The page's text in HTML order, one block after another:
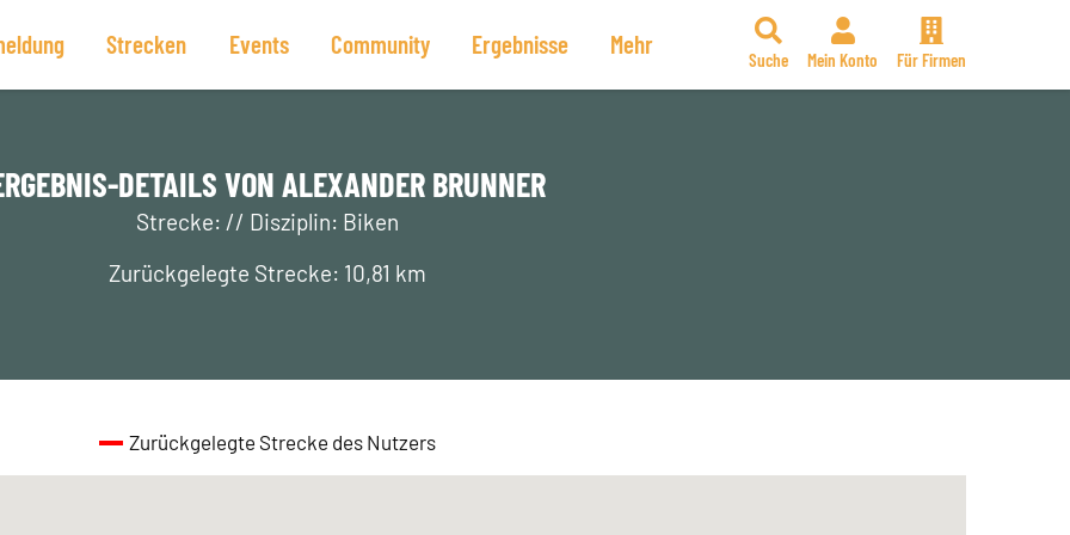
Strecken Events Community Ergebnisse Mehr
Suche Mein Konto Für Firmen
DETAILS VON ALEXANDER BRUNNER
Strecke: // Disziplin: Biken
Zurückgelegte Strecke: 10,81 km
Zurückgelegte Strecke des Nutzers